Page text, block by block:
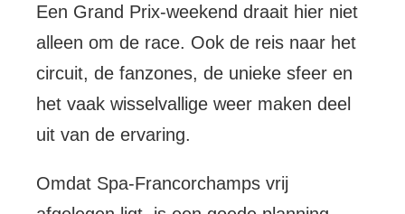
Een Grand Prix-weekend draait hier niet
alleen om de race. Ook de reis naar het
circuit, de fanzones, de unieke sfeer en
het vaak wisselvallige weer maken deel
uit van de ervaring.
Omdat Spa-Francorchamps vrij